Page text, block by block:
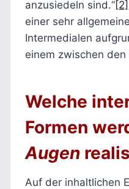
anzusiedeln sind.“[2]
einer sehr
Intermedialen
einem zwischen den
Welche
Formen
Augen
Auf der inhaltlichen